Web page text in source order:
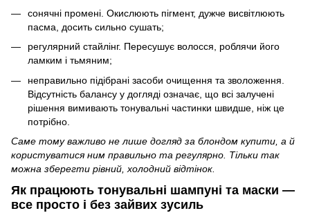
сонячні промені. Окислюють пігмент, дужче висвітлюють
пасма, досить сильно сушать;
регулярний стайлінг. Пересушує волосся, роблячи його
ламким і тьмяним;
неправильно підібрані засоби очищення та зволоження.
Відсутність балансу у догляді означає, що всі залучені
рішення вимивають тонувальні частинки швидше, ніж це
потрібно.
Саме тому важливо не лише догляд за блондом купити , а й
користуватися ним правильно та регулярно. Тільки так
можна зберегти рівний, холодний відтінок
Як працюють тонувальні шампуні та маски —
все просто і без зайвих зусиль